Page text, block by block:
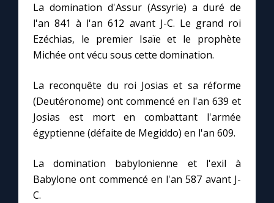
La domination d'Assur (Assyrie) a duré de
l'an 841 à l'an 612 avant J-C. Le grand roi
Ezéchias, le premier Isaïe et le prophète
Michée ont vécu sous cette domination.
La reconquête du roi Josias et sa réforme
(Deutéronome) ont commencé en l'an 639 et
Josias est mort en combattant l'armée
égyptienne (défaite de Megiddo) en l'an 609.
La domination babylonienne et l'exil à
Babylone ont commencé en l'an 587 avant J-
C.